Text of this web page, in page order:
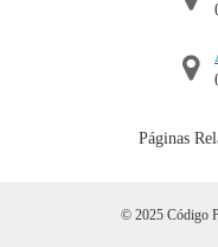
Páginas
© 2025 Código